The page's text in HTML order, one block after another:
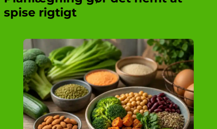
spise rigtigt